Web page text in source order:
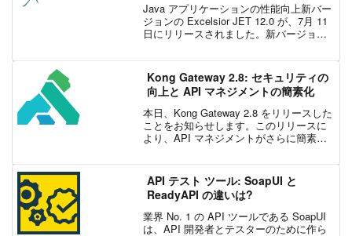
Java アプリケーションの性能向上新バー
ジョンの Excelsior JET 12.0 が、7月 11
日にリリースされました。新バージョン
ことができます。E...
Kong Gateway 2.8: セキュリティの
向上と API マネジメントの簡素化
本日、Kong Gateway 2.8 をリリースした
ことをお知らせします。このリリースに
より、API マネジメントがさらに簡素化
ュリティが向上します。今回の発表は、
モ...
API テスト ツール: SoapUI と
ReadyAPI の違いは?
業界 No. 1 の API ツールである SoapUI
は、API 開発者とテスターのために作ら